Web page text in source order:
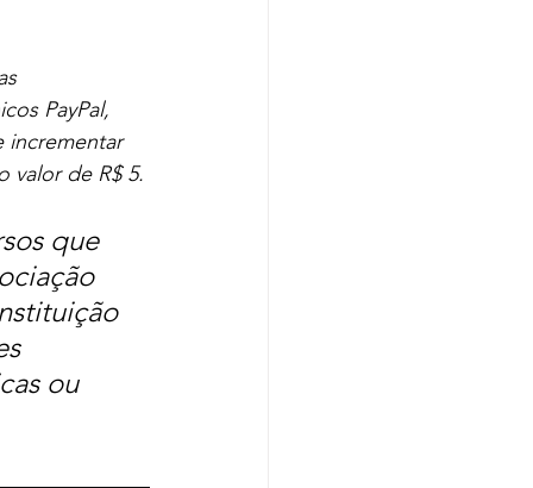
PayPal,
incrementar
valor de R$ 5.
que
ou